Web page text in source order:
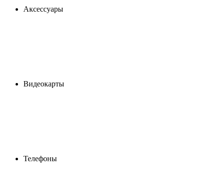
Аксессуары
Видеокарты
Телефоны